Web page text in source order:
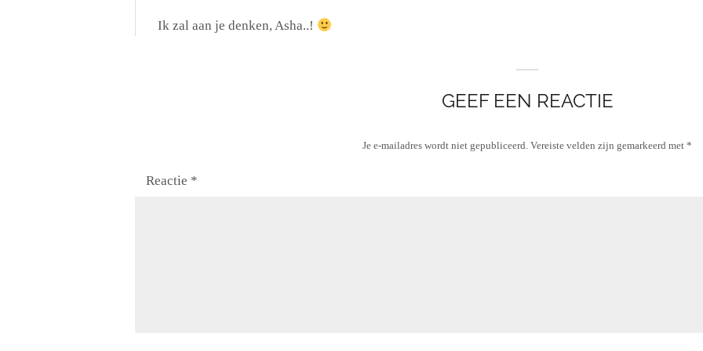
r
Ik zal aan je denken, Asha..!
GEEF EEN REACTIE
Je e-mailadres wordt niet gepubliceerd. Vereiste velden zijn gemarkeerd met *
Reactie *